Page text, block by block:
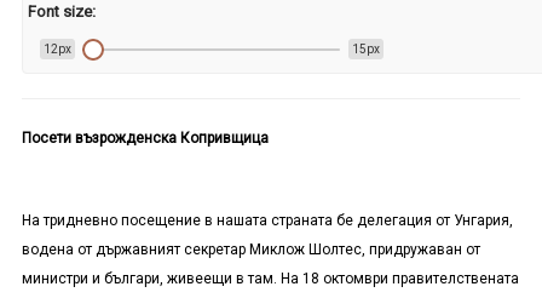
Font size:
12px 15px
Посети възрожденска Копривщица
На тридневно посещение в нашата страната бе делегация от Унгария,
водена от държавният секретар Миклож Шолтес, придружаван от
министри и българи, живеещи в там. На 18 октомври правителствената